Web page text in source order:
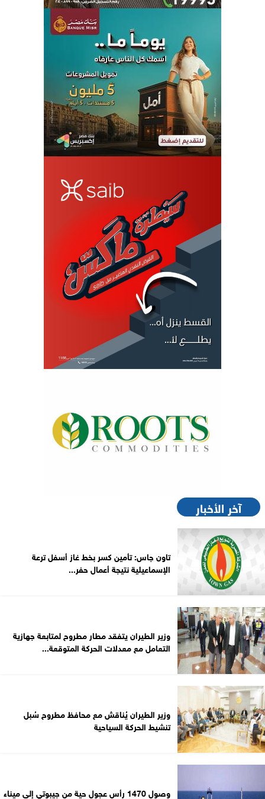
آخر الأخبار
تاون جاس: تأمين كسر بخط غاز أسفل ترعة
الإسماعيلية نتيجة أعمال حفر...
وزير الطيران يتفقد مطار مطروح لمتابعة جهازية
التعامل مع معدلات الحركة المتوقعة...
وزير الطيران يُناقش مع محافظ مطروح سُبل
تنشيط الحركة السياحية
وصول 1470 رأس عجول حية من جيبوتي إلى ميناء